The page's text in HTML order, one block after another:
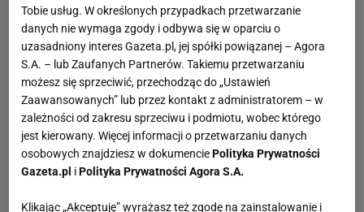
Tobie usług. W określonych przypadkach przetwarzanie
danych nie wymaga zgody i odbywa się w oparciu o
uzasadniony interes Gazeta.pl, jej spółki powiązanej – Agora
S.A. – lub Zaufanych Partnerów. Takiemu przetwarzaniu
możesz się sprzeciwić, przechodząc do „Ustawień
Zaawansowanych” lub przez kontakt z administratorem – w
zależności od zakresu sprzeciwu i podmiotu, wobec którego
jest kierowany. Więcej informacji o przetwarzaniu danych
osobowych znajdziesz w dokumenciePolityka Prywatności
Gazeta.pl iPolityka Prywatności Agora S.A.
Klikając „Akceptuję” wyrażasz też zgodę na zainstalowanie i